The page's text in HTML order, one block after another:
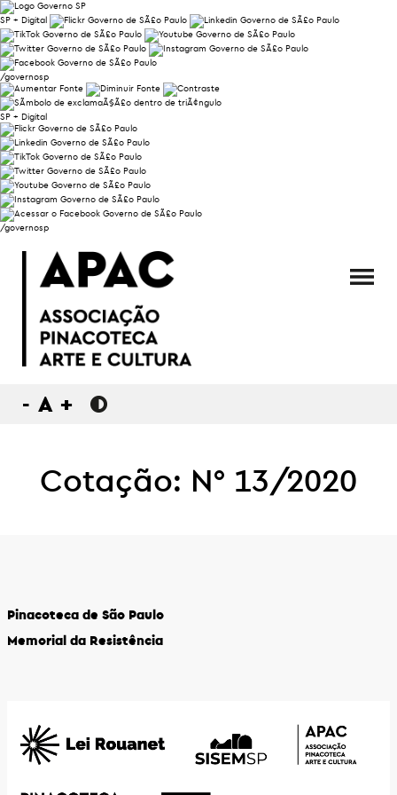
SP + Digital
/governosp
SP + Digital
/governosp
- A +
Cotação: N° 13/2020
Pinacoteca de São Paulo
Memorial da Resistência